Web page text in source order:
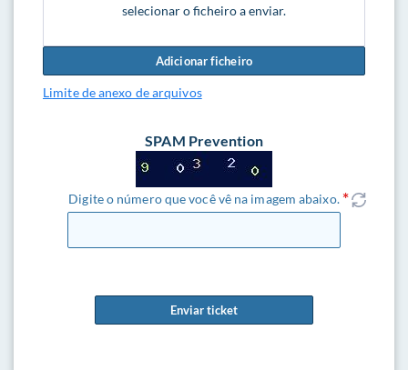
selecionar o ficheiro a enviar.
Adicionar ficheiro
Limite de anexo de arquivos
SPAM Prevention
Digite o número que você vê na imagem abaixo.
Enviar ticket